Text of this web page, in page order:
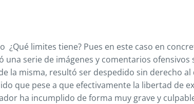
limites tiene? Pues en este caso en
serie de imágenes y comentarios ofensivos
la misma, resultó ser despedido sin derecho
que pese a que efectivamente la libertad de
ha incumplido de forma muy grave y